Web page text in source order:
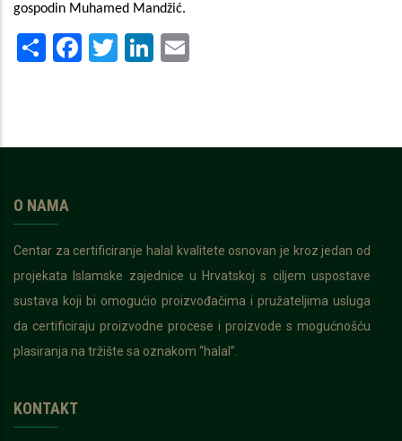
gospodin Muhamed Mandžić.
ShareFacebook
TwitterLinkedIn
O NAMA
Centar za certificiranje halal kvalitete osnovan je kroz jedan od
projekata Islamske zajednice u Hrvatskoj s ciljem uspostave
sustava koji bi omogućio proizvođačima i pružateljima usluga
da certificiraju proizvodne procese i proizvode s mogućnošću
plasiranja na tržište sa oznakom “halal”.
KONTAKT